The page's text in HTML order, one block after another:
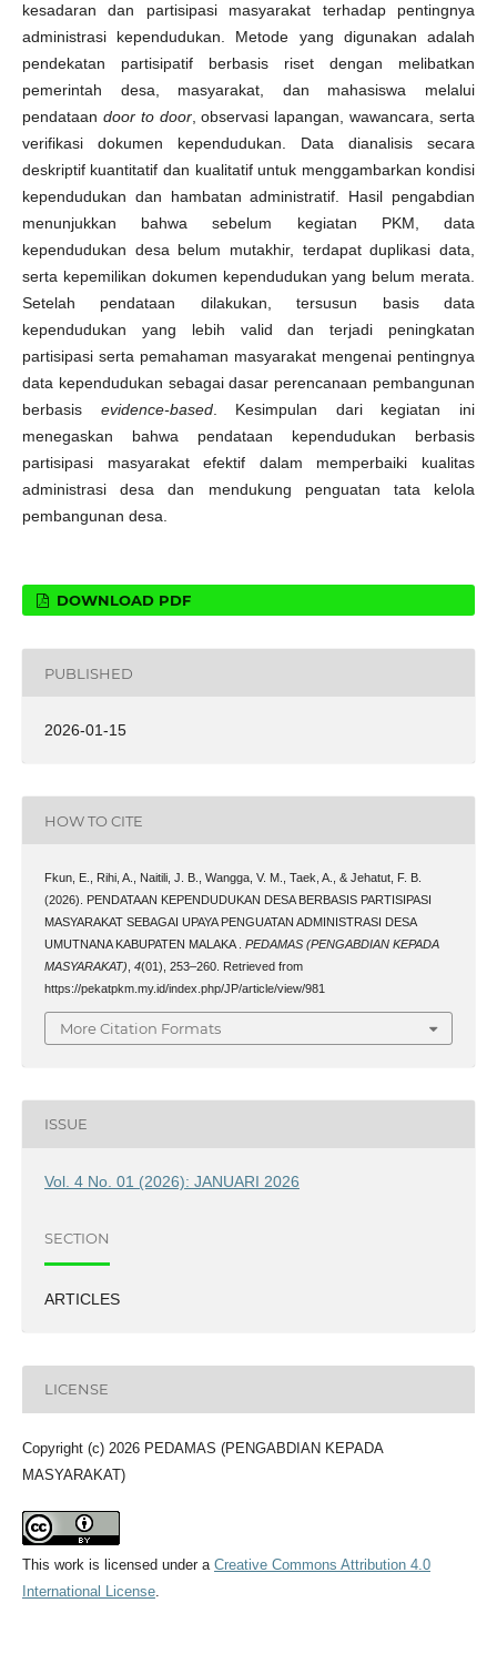
kesadaran dan partisipasi masyarakat terhadap pentingnya
administrasi kependudukan. Metode yang digunakan adalah
pendekatan partisipatif berbasis riset dengan melibatkan
pemerintah desa, masyarakat, dan mahasiswa melalui
pendataan door to door, observasi lapangan, wawancara, serta
verifikasi dokumen kependudukan. Data dianalisis secara
deskriptif kuantitatif dan kualitatif untuk menggambarkan kondisi
kependudukan dan hambatan administratif. Hasil pengabdian
menunjukkan bahwa sebelum kegiatan PKM, data
kependudukan desa belum mutakhir, terdapat duplikasi data,
serta kepemilikan dokumen kependudukan yang belum merata.
Setelah pendataan dilakukan, tersusun basis data
kependudukan yang lebih valid dan terjadi peningkatan
partisipasi serta pemahaman masyarakat mengenai pentingnya
data kependudukan sebagai dasar perencanaan pembangunan
berbasis evidence-based. Kesimpulan dari kegiatan ini
menegaskan bahwa pendataan kependudukan berbasis
partisipasi masyarakat efektif dalam memperbaiki kualitas
administrasi desa dan mendukung penguatan tata kelola
pembangunan desa.
DOWNLOAD PDF
PUBLISHED
2026-01-15
HOW TO CITE
Fkun, E., Rihi, A., Naitili, J. B., Wangga, V. M., Taek, A., & Jehatut, F. B.
(2026). PENDATAAN KEPENDUDUKAN DESA BERBASIS PARTISIPASI
MASYARAKAT SEBAGAI UPAYA PENGUATAN ADMINISTRASI DESA
UMUTNANA KABUPATEN MALAKA . PEDAMAS (PENGABDIAN KEPADA
MASYARAKAT) 4(01), 253–260. Retrieved from
https://pekatpkm.my.id/index.php/JP/article/view/981
More Citation Formats
ISSUE
Vol. 4 No. 01 (2026): JANUARI 2026
SECTION
ARTICLES
LICENSE
Copyright (c) 2026 PEDAMAS (PENGABDIAN KEPADA
MASYARAKAT)
This work is licensed under a Creative Commons Attribution 4.0
International License.